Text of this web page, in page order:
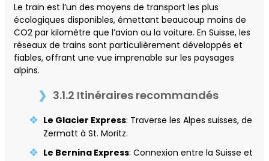
Le train est l’un des moyens de transport les plus
écologiques disponibles, émettant beaucoup moins de
CO2 par kilomètre que l’avion ou la voiture. En Suisse, les
réseaux de trains sont particulièrement développés et
fiables, offrant une vue imprenable sur les paysages
alpins.
3.1.2 Itinéraires recommandés
Le Glacier Express: Traverse les Alpes suisses, de
Zermatt à St. Moritz.
Le Bernina Express: Connexion entre la Suisse et